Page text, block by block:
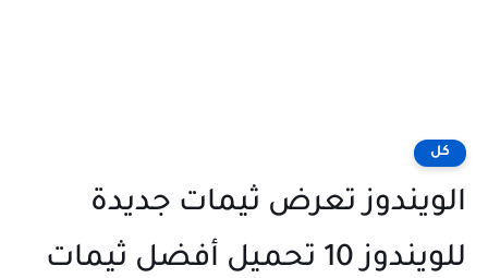
كل
الويندوز تعرض ثيمات جديدة
للويندوز 10 تحميل أفضل ثيمات